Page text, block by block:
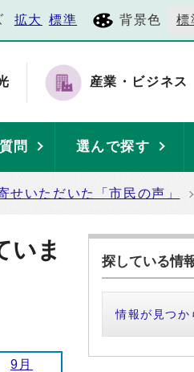
拡大 標準 背景色 標
産業・ビジネス
問 選んで探す
せいただいた「市民の声」
いま
9月
探している情
情報が見つか